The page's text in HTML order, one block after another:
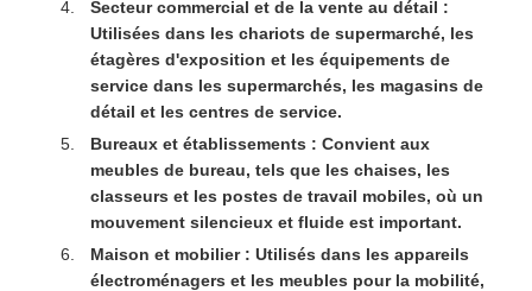
Secteur commercial et de la vente au détail :
Utilisées dans les chariots de supermarché, les
étagères d'exposition et les équipements de
service dans les supermarchés, les magasins de
détail et les centres de service.
Bureaux et établissements : Convient aux
meubles de bureau, tels que les chaises, les
classeurs et les postes de travail mobiles, où un
mouvement silencieux et fluide est important.
Maison et mobilier : Utilisés dans les appareils
électroménagers et les meubles pour la mobilité,